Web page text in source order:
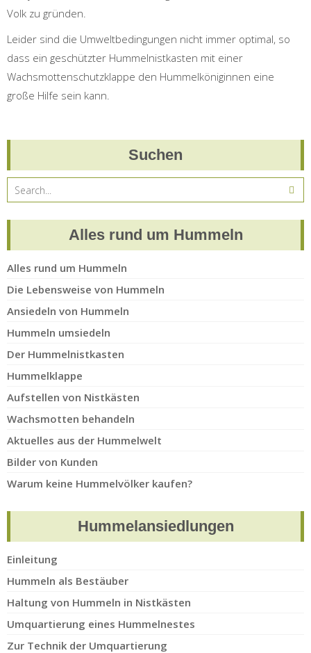
Volk zu gründen.
Leider sind die Umweltbedingungen nicht immer optimal, so
dass ein geschützter Hummelnistkasten mit einer
Wachsmottenschutzklappe den Hummelköniginnen eine
große Hilfe sein kann.
Suchen
Alles rund um Hummeln
Alles rund um Hummeln
Die Lebensweise von Hummeln
Ansiedeln von Hummeln
Hummeln umsiedeln
Der Hummelnistkasten
Hummelklappe
Aufstellen von Nistkästen
Wachsmotten behandeln
Aktuelles aus der Hummelwelt
Bilder von Kunden
Warum keine Hummelvölker kaufen?
Hummelansiedlungen
Einleitung
Hummeln als Bestäuber
Haltung von Hummeln in Nistkästen
Umquartierung eines Hummelnestes
Zur Technik der Umquartierung